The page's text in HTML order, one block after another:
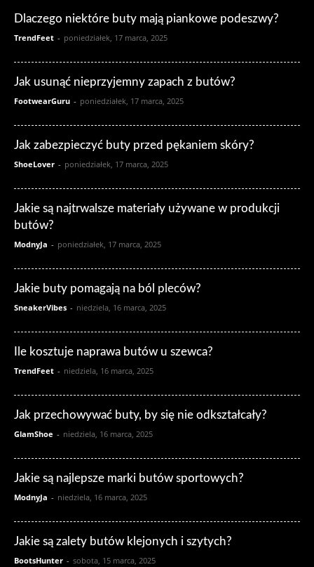
Dlaczego niektóre buty mają piankowe podeszwy?
TrendFeet - poniedziałek, 17 marca, 2025
Jak usunąć nieprzyjemny zapach z butów?
FootwearGuru - poniedziałek, 17 marca, 2025
Jak zabezpieczyć buty przed pękaniem skóry?
ShoeLover - poniedziałek, 17 marca, 2025
Jakie są najtrwalsze materiały używane w produkcji
butów?
ModnyJa - poniedziałek, 17 marca, 2025
Jakie buty pomagają na ból pleców?
SneakerVibes - niedziela, 16 marca, 2025
Ile kosztuje naprawa butów u szewca?
TrendFeet - niedziela, 16 marca, 2025
Jak przechowywać buty, by się nie odkształcały?
GlamShoe - niedziela, 16 marca, 2025
Jakie są najlepsze marki butów sportowych?
ModnyJa - niedziela, 16 marca, 2025
Jakie są zalety butów klejonych i szytych?
BootsHunter - sobota, 15 marca, 2025